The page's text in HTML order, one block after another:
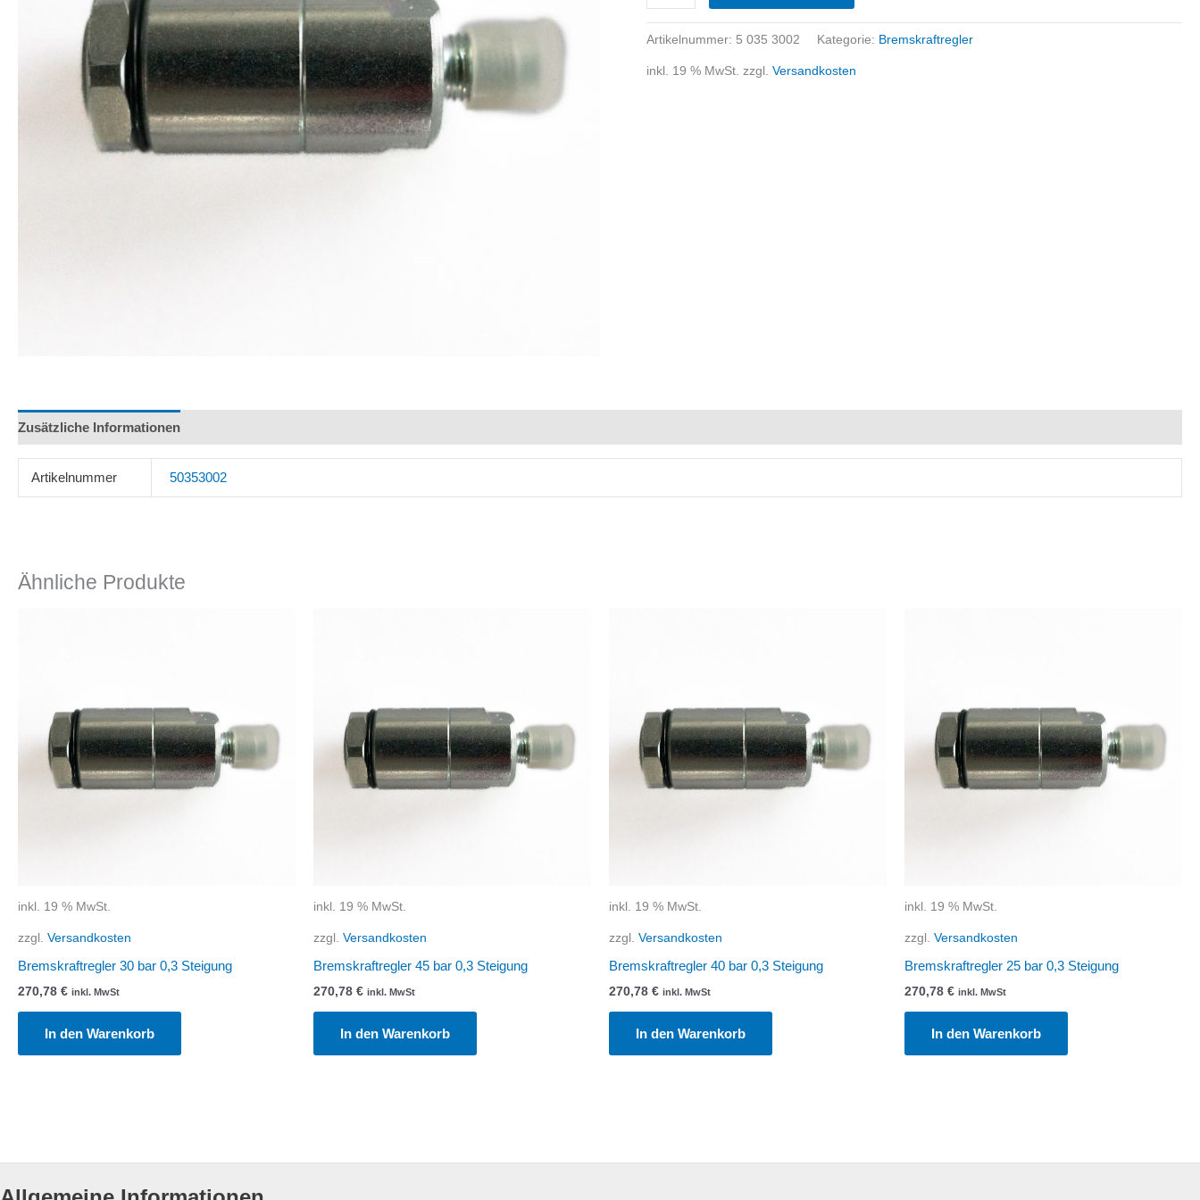
35
Steigung
Artikelnummer: 5 035 3002 Kategorie: Bremskraftregler
inkl. 19 % MwSt. zzgl.Versandkosten
Zusätzliche Informationen
Artikelnummer 50353002
Ähnliche Produkte
inkl. 19 % MwSt.
zzgl. Versandkosten
Bremskraftregler 30 bar 0,3 Steigung
270,78 € inkl. MwSt
In den Warenkorb
inkl. 19 % MwSt.
zzgl. Versandkosten
Bremskraftregler 45 bar 0,3 Steigung
270,78 € inkl. MwSt
In den Warenkorb
inkl. 19 % MwSt.
zzgl. Versandkosten
Bremskraftregler 40 bar 0,3 Steigung
270,78 € inkl. MwSt
In den Warenkorb
inkl. 19 % MwSt.
zzgl. Versandkosten
Bremskraftregler 25 bar 0,3 Steigung
270,78 € inkl. MwSt
In den Warenkorb